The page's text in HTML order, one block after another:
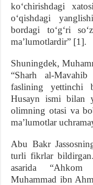
ko‘chirishdagi
o‘qishdagi
bordagi to‘g‘ri
ma’lumotlardir” [1].
Shuningdek,
“Sharh al-
faslining yettinchi
Husayn ismi bilan
olimning otasi va
ma’lumotlar
Abu Bakr
turli fikrlar
asarida “Ahkom
Muhammad ibn